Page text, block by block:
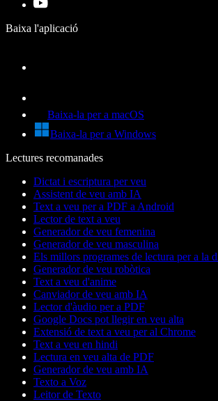
Baixa l'aplicació
Baixa-la per a macOS
Baixa-la per a Windows
Lectures recomanades
Dictat i escriptura per veu
Assistent de veu amb IA
Text a veu per a PDF a Android
Lector de text a veu
Generador de veu femenina
Generador de veu masculina
Els millors programes de lectura per a la
Generador de veu robòtica
Text a veu d'anime
Canviador de veu amb IA
Lector d'àudio per a PDF
Google Docs pot llegir en veu alta
Extensió de text a veu per al Chrome
Text a veu en hindi
Lectura en veu alta de PDF
Generador de veu amb IA
Texto a Voz
Leitor de Texto